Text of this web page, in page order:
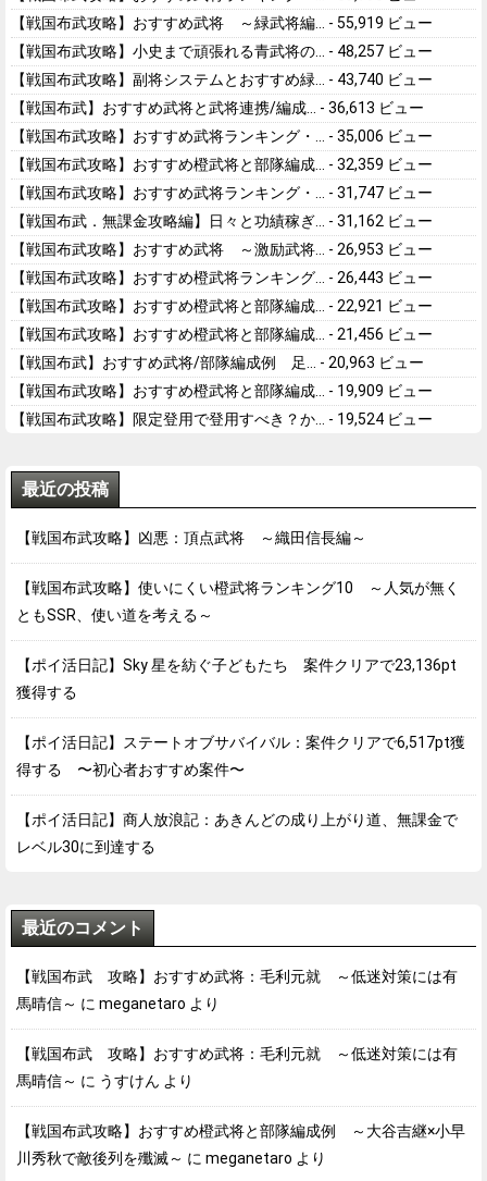
【戦国布武攻略】おすすめ武将 ～緑武将編...
- 55,919 ビュー
【戦国布武攻略】小史まで頑張れる青武将の...
- 48,257 ビュー
【戦国布武攻略】副将システムとおすすめ緑...
- 43,740 ビュー
【戦国布武】おすすめ武将と武将連携/編成...
- 36,613 ビュー
【戦国布武攻略】おすすめ武将ランキング・...
- 35,006 ビュー
【戦国布武攻略】おすすめ橙武将と部隊編成...
- 32,359 ビュー
【戦国布武攻略】おすすめ武将ランキング・...
- 31,747 ビュー
【戦国布武．無課金攻略編】日々と功績稼ぎ...
- 31,162 ビュー
【戦国布武攻略】おすすめ武将 ～激励武将...
- 26,953 ビュー
【戦国布武攻略】おすすめ橙武将ランキング...
- 26,443 ビュー
【戦国布武攻略】おすすめ橙武将と部隊編成...
- 22,921 ビュー
【戦国布武攻略】おすすめ橙武将と部隊編成...
- 21,456 ビュー
【戦国布武】おすすめ武将/部隊編成例 足...
- 20,963 ビュー
【戦国布武攻略】おすすめ橙武将と部隊編成...
- 19,909 ビュー
【戦国布武攻略】限定登用で登用すべき？か...
- 19,524 ビュー
最近の投稿
【戦国布武攻略】凶悪：頂点武将 ～織田信長編～
【戦国布武攻略】使いにくい橙武将ランキング10 ～人気が無く
ともSSR、使い道を考える～
【ポイ活日記】Sky 星を紡ぐ子どもたち 案件クリアで23,136pt
獲得する
【ポイ活日記】ステートオブサバイバル：案件クリアで6,517pt獲
得する 〜初心者おすすめ案件〜
【ポイ活日記】商人放浪記：あきんどの成り上がり道、無課金で
レベル30に到達する
最近のコメント
【戦国布武 攻略】おすすめ武将：毛利元就 ～低迷対策には有
馬晴信～ に meganetaro より
【戦国布武 攻略】おすすめ武将：毛利元就 ～低迷対策には有
馬晴信～ に うすけん より
【戦国布武攻略】おすすめ橙武将と部隊編成例 ～大谷吉継×小早
川秀秋で敵後列を殲滅～ に meganetaro より